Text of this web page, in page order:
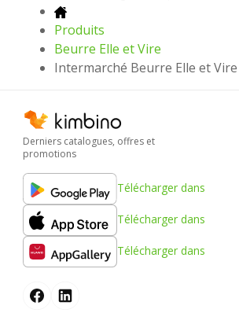
Produits
Beurre Elle et Vire
Intermarché Beurre Elle et Vire
Derniers catalogues, offres et
promotions
Télécharger dans
Télécharger dans
Télécharger dans